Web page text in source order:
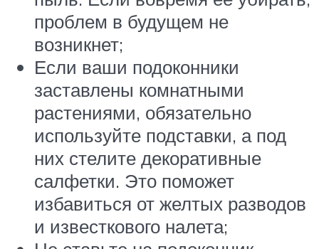
проблем в будущем не
возникнет;
Если ваши подоконники
заставлены комнатными
растениями, обязательно
используйте подставки, а под
них стелите декоративные
салфетки. Это поможет
избавиться от желтых разводов
и известкового налета;